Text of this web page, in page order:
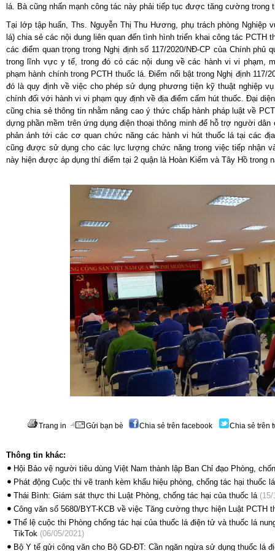
lá. Bà cũng nhấn mạnh công tác này phải tiếp tục được tăng cường trong
Tại lớp tập huấn, Ths. Nguyễn Thị Thu Hương, phụ trách phòng Nghiệp
lá) chia sẻ các nội dung liên quan đến tình hình triển khai công tác PCTH
các điểm quan trọng trong Nghị định số 117/2020/NĐ-CP của Chính phủ
trong lĩnh vực y tế, trong đó có các nội dung về các hành vi vi phạm,
phạm hành chính trong PCTH thuốc lá. Điểm nổi bật trong Nghị định 117/
đó là quy định về việc cho phép sử dụng phương tiện kỹ thuật nghiệp
chính đối với hành vi vi phạm quy định về địa điểm cấm hút thuốc. Đại
cũng chia sẻ thông tin nhằm nâng cao ý thức chấp hành pháp luật về
dựng phần mềm trên ứng dụng điện thoại thông minh để hỗ trợ người
phản ánh tới các cơ quan chức năng các hành vi hút thuốc lá tại các
cũng được sử dụng cho các lực lượng chức năng trong việc tiếp nhận
này hiện được áp dụng thí điểm tại 2 quận là Hoàn Kiếm và Tây Hồ trong
Trang in Gửi bạn bè Chia sẻ trên facebook Chia sẻ trên
Thông tin khác:
Hội Bảo vệ người tiêu dùng Việt Nam thành lập Ban Chỉ đạo Phòng,
Phát động Cuộc thi vẽ tranh kèm khẩu hiệu phòng, chống tác hại thuốc
Thái Bình: Giám sát thực thi Luật Phòng, chống tác hại của thuốc lá
Công văn số 5680/BYT-KCB về việc Tăng cường thực hiện Luật PCTH
Thể lệ cuộc thi Phòng chống tác hại của thuốc lá điện tử và thuốc lá
TikTok (06/05/2021)
Bộ Y tế gửi công văn cho Bộ GD-ĐT: Cần ngăn ngừa sử dụng thuốc lá